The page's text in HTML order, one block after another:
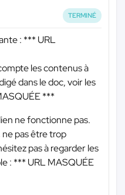
TERMINÉ
: *** URL
les contenus à
dans le doc, voir les
***
ne fonctionne pas.
pas être trop
pas à regarder les
: *** URL MASQUÉE